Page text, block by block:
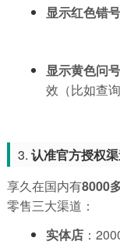
显示红色错号
显示黄色问号
效（比如查
3. 认准官方授权
享久在国内有8000
零售三大渠道：
实体店：